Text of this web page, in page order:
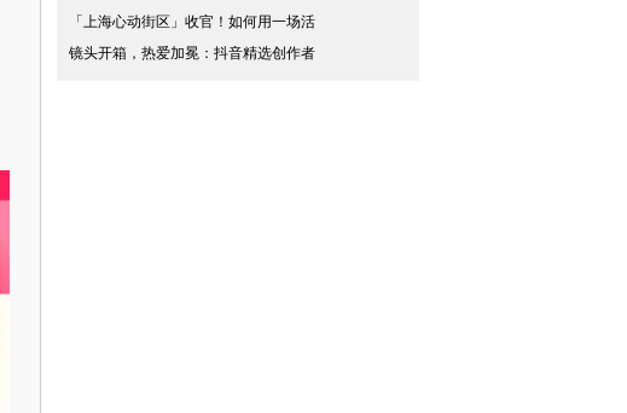
「上海心动街区」收官！如何用一场活
镜头开箱，热爱加冕：抖音精选创作者